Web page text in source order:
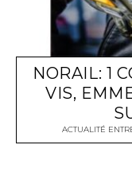
NORAIL: 1
VIS,
ACTUALITÉ